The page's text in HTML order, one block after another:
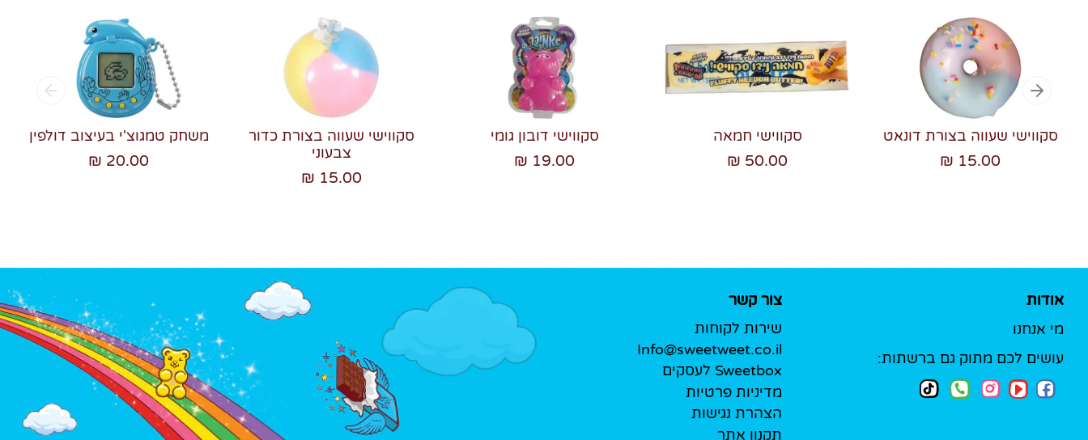
משחק טמגוצ'י בעיצוב דולפין
20.00 ₪
סקווישי שעווה בצורת כדור
צבעוני
15.00 ₪
סקווישי דובון גומי
19.00 ₪
סקווישי חמאה
50.00 ₪
סקווישי שעווה בצורת דונאט
15.00 ₪
אודות
מי אנחנו
עושים לכם מתוק גם ברשתות:
צור קשר
שירות לקוחות
Info@sweetweet.co.il
Sweetbox לעסקים
מדיניות פרטיות
הצהרת נגישות
תקנון אתר